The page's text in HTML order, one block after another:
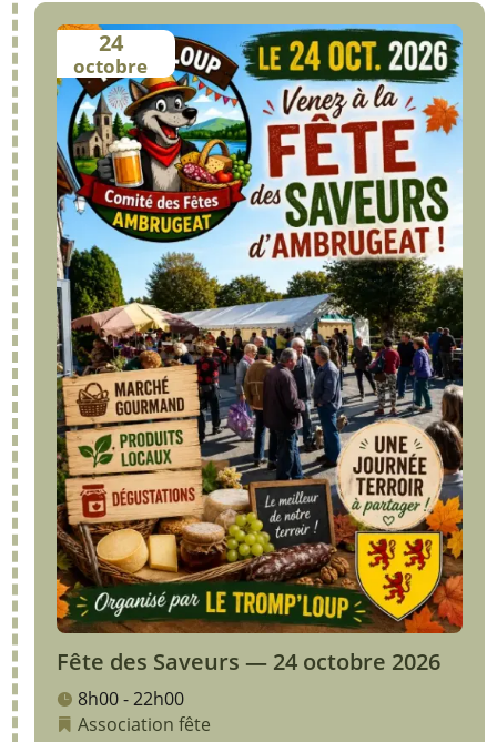
24
octobre
Fête des Saveurs — 24 octobre 2026
8h00 - 22h00
Association fête